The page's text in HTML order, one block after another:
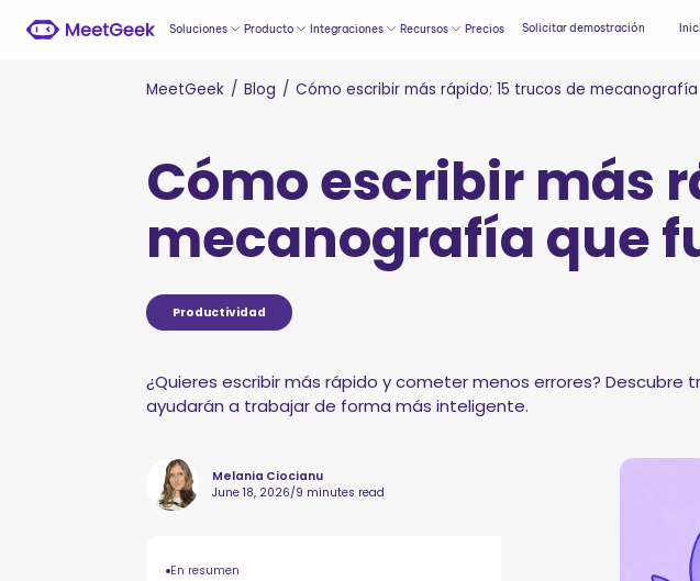
Soluciones Producto Integraciones Recursos Precios Solicitar demostración
MeetGeek / Blog / Cómo escribir más rápido: 15 trucos de
Cómo escribir más
mecanografía que
Productividad
¿Quieres escribir más rápido y cometer menos errores?
ayudarán a trabajar de forma más inteligente.
Melania Ciocianu
June 18, 2026/9 minutes read
En resumen